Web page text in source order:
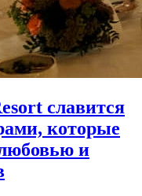
славится
которые
и